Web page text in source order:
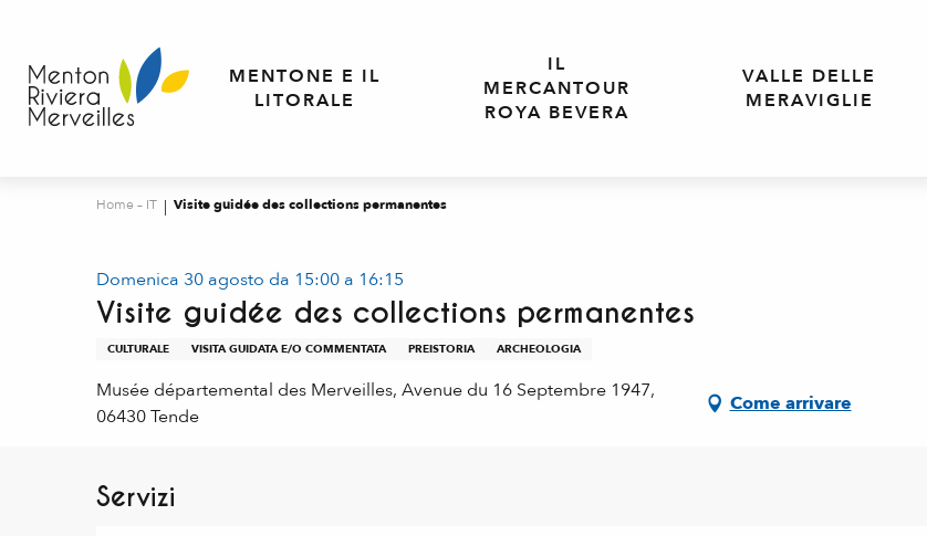
contenu
principal
MENTONE E IL
LITORALE
IL
MERCANTOUR
ROYA BEVERA
VALLE DELLE
MERAVIGLIE
Home – IT Visite guidée des collections permanentes
Domenica 30 agosto da 15:00 a 16:15
Visite guidée des collections permanentes
CULTURALE VISITA GUIDATA E/O COMMENTATA PREISTORIA ARCHEOLOGIA
Musée départemental des Merveilles, Avenue du 16 Septembre 1947,
06430 Tende
Come arrivare
Servizi